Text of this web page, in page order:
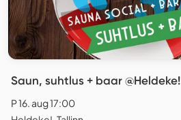
Saun, suhtlus + baar @Heldeke!
P 16. aug 17:00